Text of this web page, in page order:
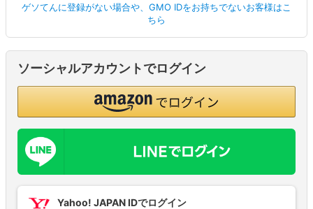
ゲソてんに登録がない場合や、GMO IDをお持ちでないお客様はこ
ちら
ソーシャルアカウントでログイン
Yahoo! JAPAN IDでログイン